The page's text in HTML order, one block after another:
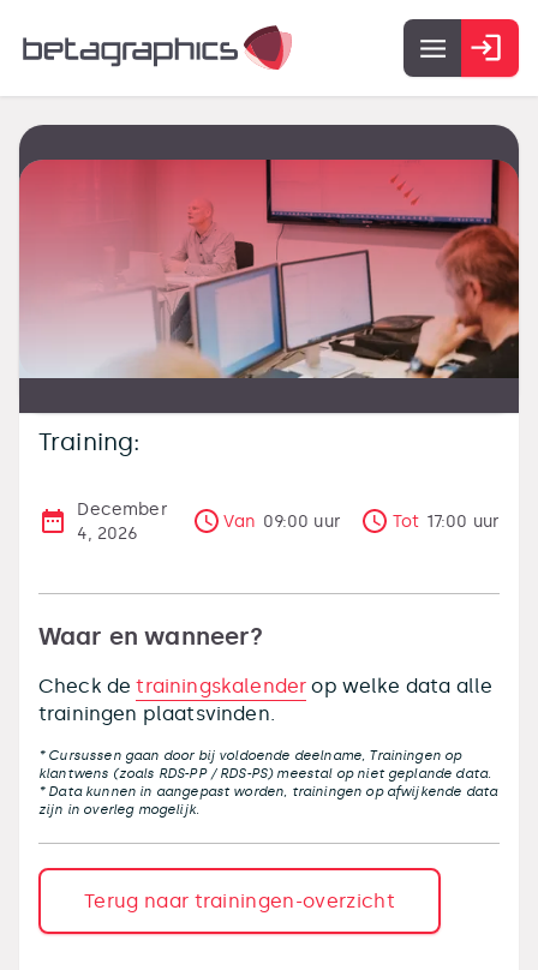
Training:
December
4, 2026
Van 09:00 uur Tot 17:00 uur
Waar en wanneer?
Check detrainingskalender op welke data alle
trainingen plaatsvinden.
* Cursussen gaan door bij voldoende deelname, Trainingen op
klantwens (zoals RDS-PP / RDS-PS) meestal op niet geplande data.
* Data kunnen in aangepast worden, trainingen op afwijkende data
zijn in overleg mogelijk.
Terug naar trainingen-overzicht